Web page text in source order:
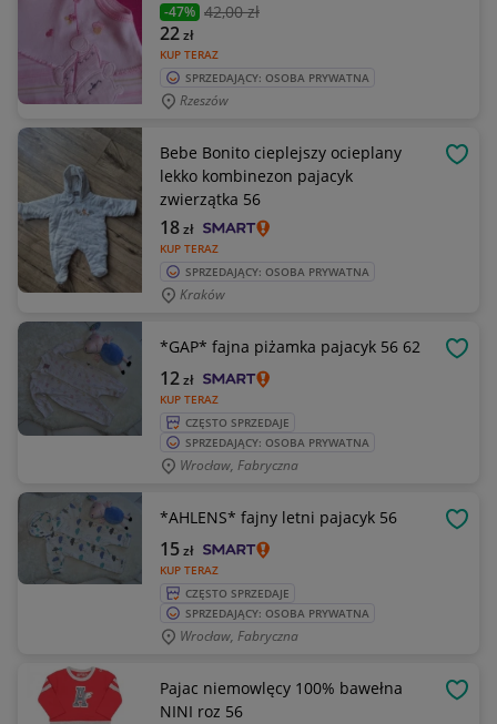
-47% 42,00 zł
KUP TERAZ
22zł
SPRZEDAJĄCY: OSOBA PRYWATNA
Rzeszów
Bebe Bonito cieplejszy ocieplany
lekko kombinezon pajacyk
zwierzątka 56
KUP TERAZ
18zł
SPRZEDAJĄCY: OSOBA PRYWATNA
Kraków
*GAP* fajna piżamka pajacyk 56 62
KUP TERAZ
12zł
CZĘSTO SPRZEDAJE
SPRZEDAJĄCY: OSOBA PRYWATNA
Wrocław, Fabryczna
*AHLENS* fajny letni pajacyk 56
KUP TERAZ
15zł
CZĘSTO SPRZEDAJE
SPRZEDAJĄCY: OSOBA PRYWATNA
Wrocław, Fabryczna
Pajac niemowlęcy 100% bawełna
NINI roz 56